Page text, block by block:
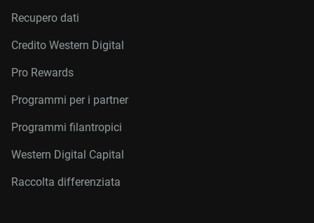
Recupero dati
Credito Western Digital
Pro Rewards
Programmi per i partner
Programmi filantropici
Western Digital Capital
Raccolta differenziata